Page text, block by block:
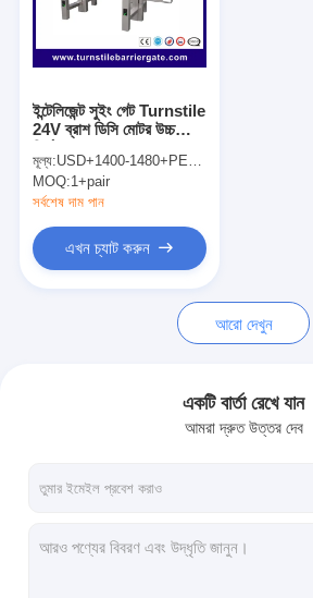
অ্যাক্সেস কন্ট্রোল টানস্টাইল গেট
সুইং ব্যারিচার গেট
সম্পূর্ণ উচ্চতা টার্নস্টাইল
পার্কিং স্পেস লক
ইন্টেলিজেন্ট সুইং গেট Turnstile
24V ব্রাশ ডিসি মোটর উচ্চ
প্রক্রিয়াজাতকরণ
মূল্য:USD+1400-1480+PER PAIR
MOQ:1+pair
সর্বশেষ দাম পান
এখন চ্যাট করুন
আরো দেখুন
একটি বার্তা রেখে যান
আমরা দ্রুত উত্তর দেব